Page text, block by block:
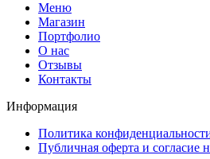
Меню
Магазин
Портфолио
О нас
Отзывы
Контакты
Информация
Политика
Публичная оферта и согласие